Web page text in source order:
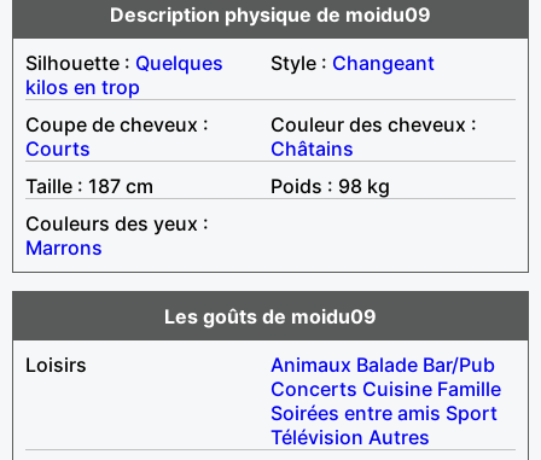
Description physique de moidu09
Silhouette : Quelques
kilos en trop
Style : Changeant
Coupe de cheveux :
Courts
Couleur des cheveux :
Châtains
Taille : 187 cm
Poids : 98 kg
Couleurs des yeux :
Marrons
Les goûts de moidu09
Loisirs
Animaux Balade Bar/Pub
Concerts Cuisine Famille
Soirées entre amis Sport
Télévision Autres